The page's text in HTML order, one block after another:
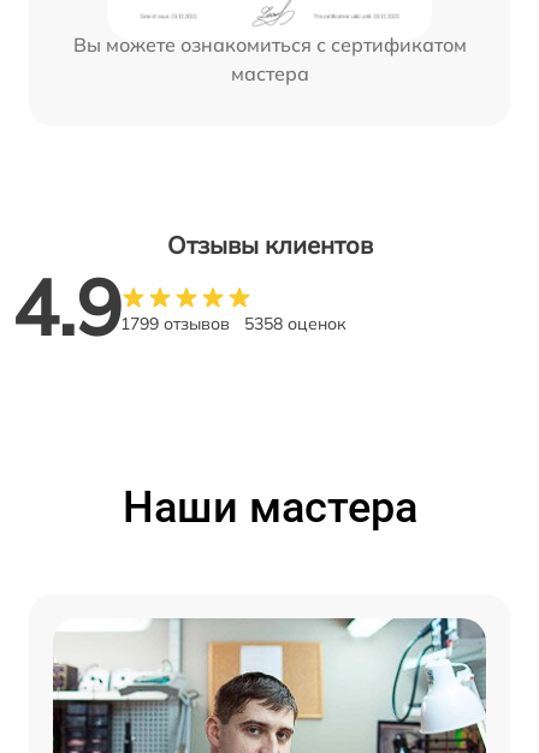
Вы можете ознакомиться с сертификатом
мастера
Отзывы клиентов
4.91799 отзывов 5358 оценок
Наши мастера